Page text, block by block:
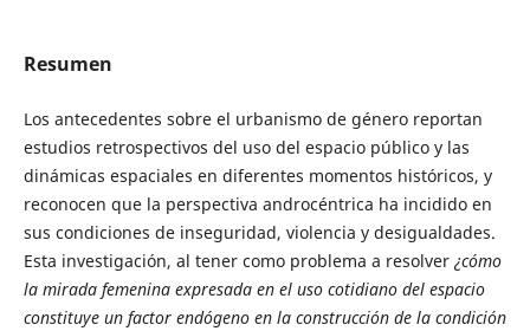
Resumen
Los antecedentes sobre el urbanismo de género reportan
estudios retrospectivos del uso del espacio público y las
dinámicas espaciales en diferentes momentos históricos, y
reconocen que la perspectiva androcéntrica ha incidido en
sus condiciones de inseguridad, violencia y desigualdades.
Esta investigación, al tener como problema a resolver ¿cómo
la mirada femenina expresada en el uso cotidiano del espacio
constituye un factor endógeno en la construcción de la condición